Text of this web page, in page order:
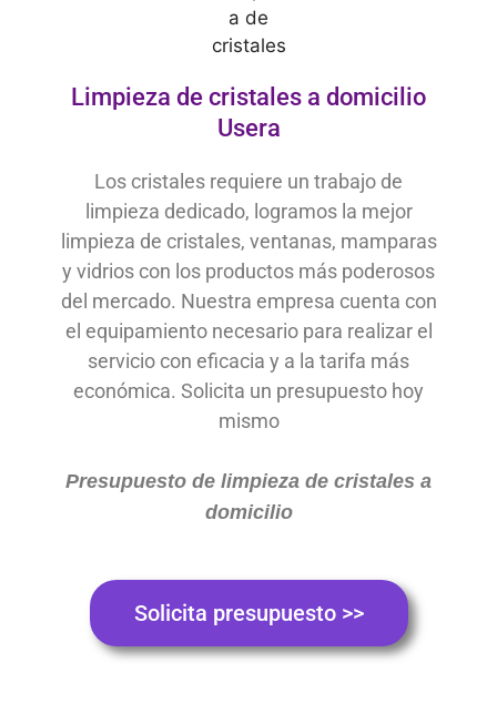
Limpieza de cristales a domicilio
Usera
Los cristales requiere un trabajo de
limpieza dedicado, logramos la mejor
limpieza de cristales, ventanas, mamparas
y vidrios con los productos más poderosos
del mercado. Nuestra empresa cuenta con
el equipamiento necesario para realizar el
servicio con eficacia y a la tarifa más
económica. Solicita un presupuesto hoy
mismo
Presupuesto de limpieza de cristales a
domicilio
Solicita presupuesto >>